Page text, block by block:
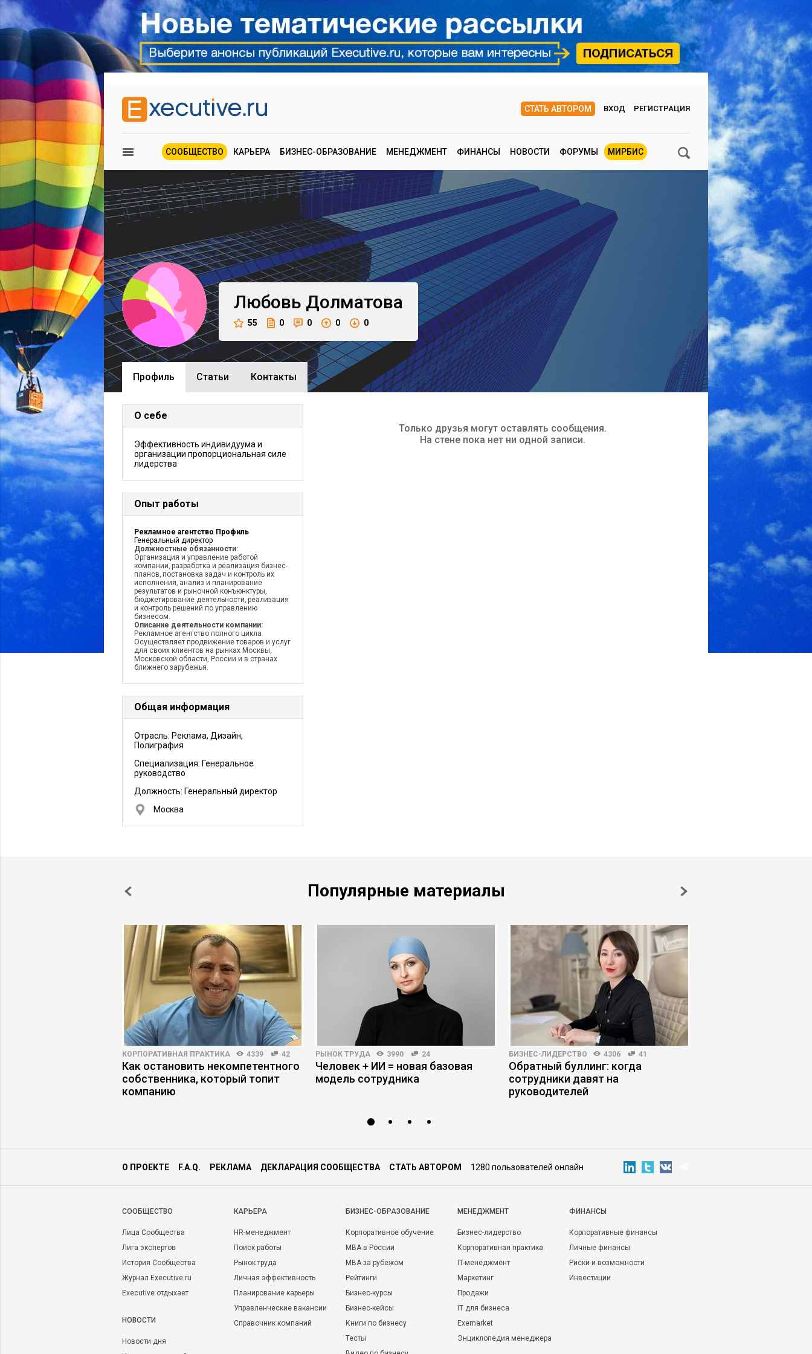
СТАТЬ АВТОРОМ ВХОД РЕГИСТРАЦИЯ
СООБЩЕСТВО КАРЬЕРА БИЗНЕС-ОБРАЗОВАНИЕ МЕНЕДЖМЕНТ ФИНАНСЫ НОВОСТИ ФОРУМЫ МИРБИС
Любовь Долматова
55 0 0 0 0
Профиль Cтатьи Контакты
О себе
Эффективность индивидуума и
организации пропорциональная силе
лидерства
Опыт работы
Рекламное агентство Профиль
Генеральный директор
Должностные обязанности:
Организация и управление работой
компании‚ разработка и реализация бизнес-
планов‚ постановка задач и контроль их
исполнения‚ анализ и планирование
результатов и рыночной конъюнктуры‚
бюджетирование деятельности‚ реализация
и контроль решений по управлению
бизнесом.
Описание деятельности компании:
Рекламное агентство полного цикла.
Осуществляет продвижение товаров и услуг
для своих клиентов на рынках Москвы,
Московской области, России и в странах
ближнего зарубежья.
Общая информация
Отрасль: Реклама, Дизайн,
Полиграфия
Специализация: Генеральное
руководство
Должность: Генеральный директор
Москва
Только друзья могут оставлять сообщения.
На стене пока нет ни одной записи.
Популярные материалы
КОРПОРАТИВНАЯ ПРАКТИКА 4339 42
Как остановить некомпетентного
собственника, который топит
компанию
РЫНОК ТРУДА 3990 24
Человек + ИИ = новая базовая
модель сотрудника
БИЗНЕС-ЛИДЕРСТВО 4306 41
Обратный буллинг: когда
сотрудники давят на
руководителей
О ПРОЕКТЕ F.A.Q. РЕКЛАМА ДЕКЛАРАЦИЯ СООБЩЕСТВА СТАТЬ АВТОРОМ 1280 пользователей онлайн
CООБЩЕСТВО
Лица Сообщества
Лига экспертов
История Сообщества
Журнал Executive.ru
Executive отдыхает
НОВОСТИ
Новости дня
КАРЬЕРА
HR-менеджмент
Поиск работы
Рынок труда
Личная эффективность
Планирование карьеры
Управленческие вакансии
Справочник компаний
БИЗНЕС-ОБРАЗОВАНИЕ
Корпоративное обучение
MBA в России
MBA за рубежом
Рейтинги
Бизнес-курсы
Бизнес-кейсы
Книги по бизнесу
Тесты
МЕНЕДЖМЕНТ
Бизнес-лидерство
Корпоративная практика
IT-менеджмент
Маркетинг
Продажи
IT для бизнеса
Exemarket
Энциклопедия менеджера
ФИНАНСЫ
Корпоративные финансы
Личные финансы
Риски и возможности
Инвестиции